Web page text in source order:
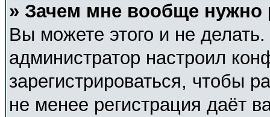
» Зачем мне вообще нужно
Вы можете этого и не делать.
администратор настроил
зарегистрироваться, чтобы
не менее регистрация даёт